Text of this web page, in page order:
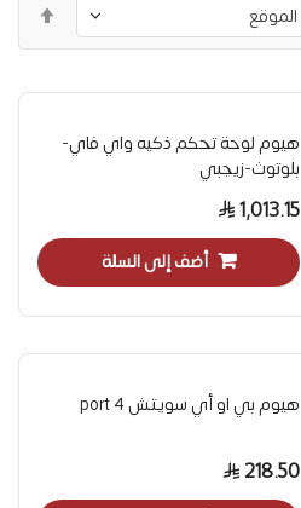
هيوم لوحة تحكم ذكيه واي فاي-
بلوتوث-زيجبي
1,013.15
أضف إلى السلة
هيوم بي او أي سويتش 4 port
218.50